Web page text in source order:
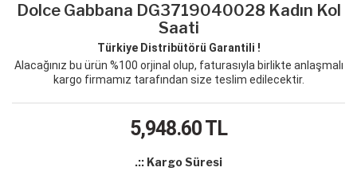
Dolce Gabbana DG3719040028 Kadın Kol
Saati
Türkiye Distribütörü Garantili !
Alacağınız bu ürün %100 orjinal olup, faturasıyla birlikte anlaşmalı
kargo firmamız tarafından size teslim edilecektir.
5,948.60TL
.:: Kargo Süresi